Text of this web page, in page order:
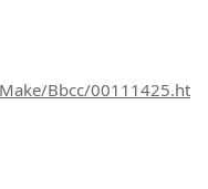
Bbcc/00111425.ht